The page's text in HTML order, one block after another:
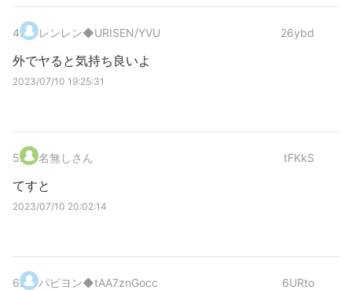
4. レンレン◆URISEN/YVU 26ybd
外でヤると気持ち良いよ
2023/07/10 19:25:31
5. 名無しさん tFKkS
てすと
2023/07/10 20:02:14
6. パピヨン◆tAA7znGocc 6URto